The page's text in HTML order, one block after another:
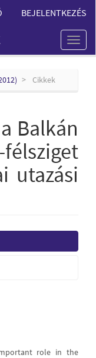
BEJELENTKEZÉS
Toggle
Cikkek
Balkán
félsziget
utazási
role in the